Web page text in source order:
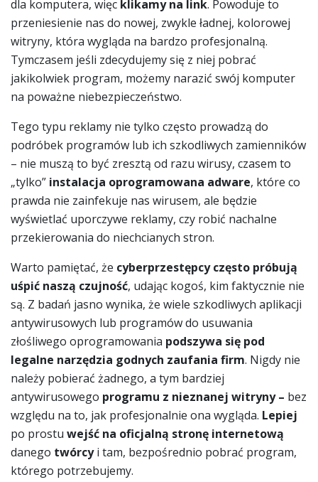
dla komputera, więc klikamy na link. Powoduje to
przeniesienie nas do nowej, zwykle ładnej, kolorowej
witryny, która wygląda na bardzo profesjonalną.
Tymczasem jeśli zdecydujemy się z niej pobrać
jakikolwiek program, możemy narazić swój komputer
na poważne niebezpieczeństwo.
Tego typu reklamy nie tylko często prowadzą do
podróbek programów lub ich szkodliwych zamienników
– nie muszą to być zresztą od razu wirusy, czasem to
„tylko” instalacja oprogramowana adware, które co
prawda nie zainfekuje nas wirusem, ale będzie
wyświetlać uporczywe reklamy, czy robić nachalne
przekierowania do niechcianych stron.
Warto pamiętać, że cyberprzestępcy często próbują
uśpić naszą czujność, udając kogoś, kim faktycznie nie
są. Z badań jasno wynika, że wiele szkodliwych aplikacji
antywirusowych lub programów do usuwania
złośliwego oprogramowania podszywa się pod
legalne narzędzia godnych zaufania firm. Nigdy nie
należy pobierać żadnego, a tym bardziej
antywirusowego programu z nieznanej witryny – bez
względu na to, jak profesjonalnie ona wygląda. Lepiej
po prostu wejść na oficjalną stronę internetową
danego twórcyi tam, bezpośrednio pobrać program,
którego potrzebujemy.